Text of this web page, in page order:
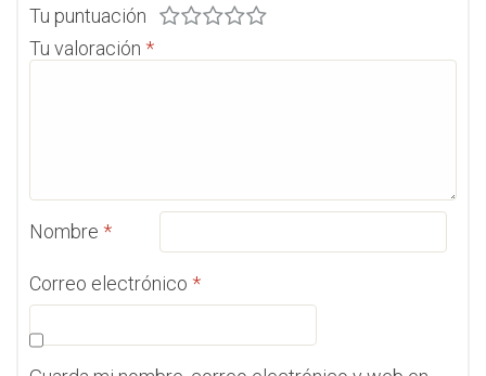
Tu puntuación
Tu valoración *
Nombre *
Correo electrónico *